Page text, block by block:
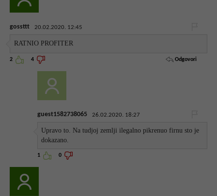
gossttt 20.02.2020. 12:45
RATNIO PROFITER
2 4 Odgovori
guest1582738065 26.02.2020. 18:27
Upravo to. Na tudjoj zemlji ilegalno pikrenuo firnu sto je
dokazano.
1 0